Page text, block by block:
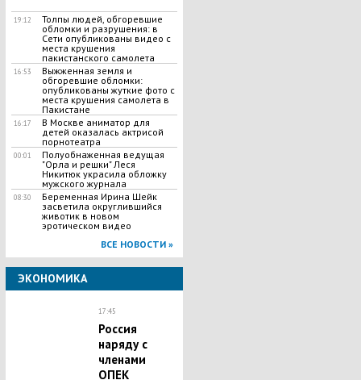
19:12
Толпы людей, обгоревшие
обломки и разрушения: в
Сети опубликованы видео с
места крушения
пакистанского самолета
16:53
Выжженная земля и
обгоревшие обломки:
опубликованы жуткие фото с
места крушения самолета в
Пакистане
16:17
В Москве аниматор для
детей оказалась актрисой
порнотеатра
00:01
Полуобнаженная ведущая
"Орла и решки" Леся
Никитюк украсила обложку
мужского журнала
08:30
Беременная Ирина Шейк
засветила округлившийся
животик в новом
эротическом видео
ВСЕ НОВОСТИ »
ЭКОНОМИКА
17:45
Россия
наряду с
членами
ОПЕК